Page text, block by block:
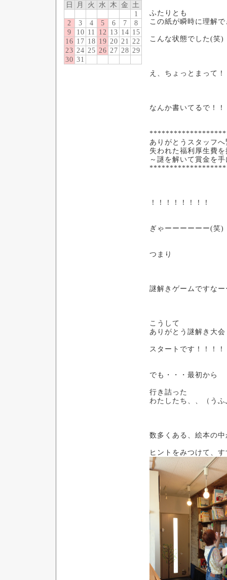
日
月 火 水 木 金 土
1
2
3 4 5 6 7
8
9
10 11 12 13 14 15
16 17 18 19 20 21 22
23 24 25 26 27 28 29
30 31
ふたりとも
この紙が瞬時に理解で
こんな状態でした(笑)
え、ちょっとまって！
なんか書いてるで！！
ありがとうスタッフ
失われた福利厚生費
～謎を解いて賞金を
！！！！！！！！
ぎゃーーーーーー(笑)
つまり
謎解きゲームですな
こうして
ありがとう謎解き大会
スタートです！！！！
でも・・・最初から
行き詰った
わたしたち、、（う
数多くある、絵本の中
ヒントをみつけて、